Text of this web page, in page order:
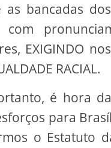
bancadas
EXIGINDO
RACIAL.
é hora
para
o Estatuto